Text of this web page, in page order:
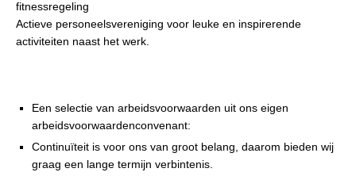
fitnessregeling
Actieve personeelsvereniging voor leuke en inspirerende
activiteiten naast het werk.
Een selectie van arbeidsvoorwaarden uit ons eigen
arbeidsvoorwaardenconvenant:
Continuïteit is voor ons van groot belang, daarom bieden wij
graag een lange termijn verbintenis.